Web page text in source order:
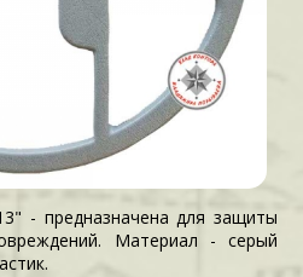
- предназначена для защиты
Материал - серый